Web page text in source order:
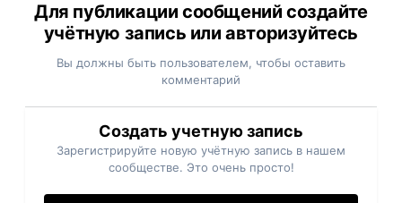
Для публикации сообщений создайте
учётную запись или авторизуйтесь
Вы должны быть пользователем, чтобы оставить
комментарий
Создать учетную запись
Зарегистрируйте новую учётную запись в нашем
сообществе. Это очень просто!